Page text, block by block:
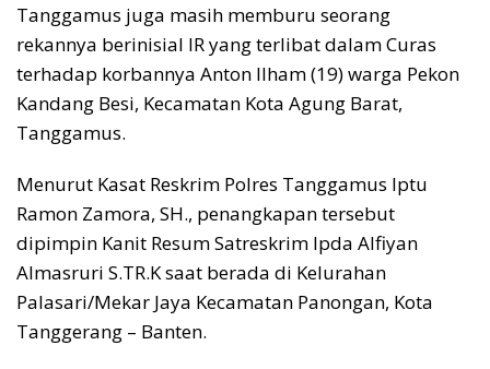
Tanggamus juga masih memburu seorang
rekannya berinisial IR yang terlibat dalam Curas
terhadap korbannya Anton Ilham (19) warga Pekon
Kandang Besi, Kecamatan Kota Agung Barat,
Tanggamus.
Menurut Kasat Reskrim Polres Tanggamus Iptu
Ramon Zamora, SH., penangkapan tersebut
dipimpin Kanit Resum Satreskrim Ipda Alfiyan
Almasruri S.TR.K saat berada di Kelurahan
Palasari/Mekar Jaya Kecamatan Panongan, Kota
Tanggerang – Banten.